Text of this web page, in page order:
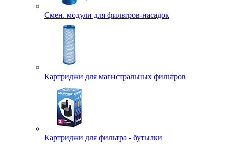
Смен. модули для фильтров-насадок
Картриджи для магистральных фильтров
Картриджи для фильтра - бутылки